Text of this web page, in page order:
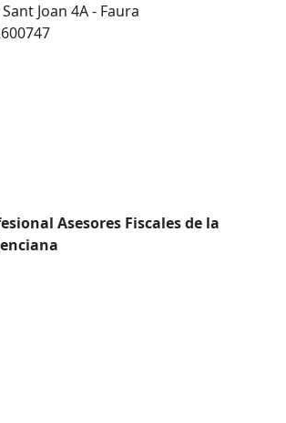
Joan 4A - Faura
Asesores Fiscales de la